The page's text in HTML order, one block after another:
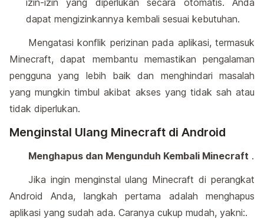
izin-izin yang diperlukan secara otomatis. Anda
dapat mengizinkannya kembali sesuai kebutuhan.
Mengatasi konflik perizinan pada aplikasi, termasuk
Minecraft, dapat membantu memastikan pengalaman
pengguna yang lebih baik dan menghindari masalah
yang mungkin timbul akibat akses yang tidak sah atau
tidak diperlukan.
Menginstal Ulang Minecraft di Android
Menghapus dan Mengunduh Kembali Minecraft .
Jika ingin menginstal ulang Minecraft di perangkat
Android Anda, langkah pertama adalah menghapus
aplikasi yang sudah ada. Caranya cukup mudah, yakni:.